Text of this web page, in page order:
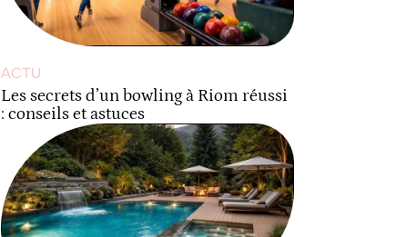
ACTU
Les secrets d’un bowling à Riom réussi
: conseils et astuces